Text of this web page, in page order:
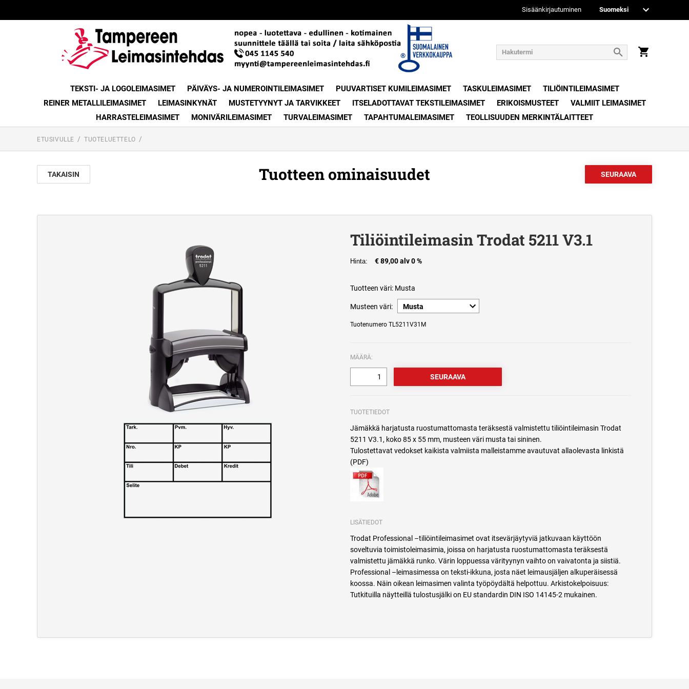
Sisäänkirjautuminen
TEKSTI- JA LOGOLEIMASIMET PÄIVÄYS- JA NUMEROINTILEIMASIMET PUUVARTISET KUMILEIMASIMET TASKULEIMASIMET
TILIÖINTILEIMASIMET
REINER METALLILEIMASIMET
LEIMASINKYNÄT MUSTETYYNYT JA TARVIKKEET ITSELADOTTAVAT TEKSTILEIMASIMET ERIKOISMUSTEET
VALMIIT LEIMASIMET
HARRASTELEIMASIMET
MONIVÄRILEIMASIMET TURVALEIMASIMET TAPAHTUMALEIMASIMET TEOLLISUUDEN MERKINTÄLAITTEET
ETUSIVULLE TUOTELUETTELO
TAKAISIN Tuotteen ominaisuudet
Tiliöintileimasin Trodat 5211 V3.1
Hinta: € 89,00 alv 0 %
Tuotteen väri: Musta
Musteen väri:
Tuotenumero TL5211V31M
MÄÄRÄ:
TUOTETIEDOT
Jämäkkä harjatusta ruostumattomasta teräksestä valmistettu tiliöintileimasin Trodat
5211 V3.1, koko 85 x 55 mm, musteen väri musta tai sininen.
Tulostettavat vedokset kaikista valmiista malleistamme avautuvat allaolevasta linkistä
(PDF)
LISÄTIEDOT
Trodat Professional –tiliöintileimasimet ovat itsevärjäytyviä jatkuvaan käyttöön
soveltuvia toimistoleimasimia, joissa on harjatusta ruostumattomasta teräksestä
valmistettu jämäkkä runko. Värin loppuessa värityynyn vaihto on vaivatonta ja siistiä.
Professional –leimasimessa on teksti-ikkuna, josta näet leimausjäljen alkuperäisessä
koossa. Näin oikean leimasimen valinta työpöydältä helpottuu. Arkistokelpoisuus:
Tutkituilla näytteillä tulostusjälki on EU standardin DIN ISO 14145-2 mukainen.